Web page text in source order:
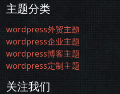
主题分类
wordpress外贸主题
wordpress企业主题
wordpress博客主题
wordpress定制主题
关注我们